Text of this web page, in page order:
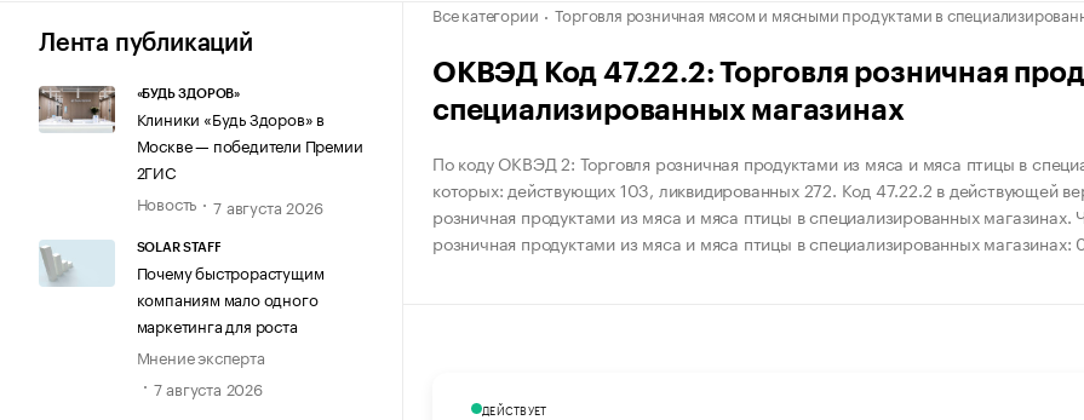
Технологии и медиа
Лента публикаций
«БУДЬ ЗДОРОВ»
Клиники «Будь Здоров» в
Москве — победители Премии
2ГИС
Новость
7 августа 2026
SOLAR STAFF
Почему быстрорастущим
компаниям мало одного
маркетинга для роста
Мнение эксперта
7 августа 2026
Все категории Торговля розничная мясом и мясными продуктами в
ОКВЭД Код 47.22.2: Торговля розничная
специализированных магазинах
По коду ОКВЭД 2: Торговля розничная продуктами из мяса и мяса птицы в
которых: действующих 103, ликвидированных 272. Код 47.22.2 в действующей
розничная продуктами из мяса и мяса птицы в специализированных магазинах.
розничная продуктами из мяса и мяса птицы в специализированных магазинах:
ДЕЙСТВУЕТ